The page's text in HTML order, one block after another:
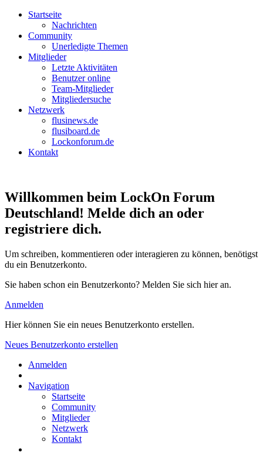
Startseite
Nachrichten
Community
Unerledigte Themen
Mitglieder
Letzte Aktivitäten
Benutzer online
Team-Mitglieder
Mitgliedersuche
Netzwerk
flusinews.de
flusiboard.de
Lockonforum.de
Kontakt
Willkommen beim LockOn Forum
Deutschland! Melde dich an oder
registriere dich.
Um schreiben, kommentieren oder interagieren zu können, benötigst
du ein Benutzerkonto.
Sie haben schon ein Benutzerkonto? Melden Sie sich hier an.
Anmelden
Hier können Sie ein neues Benutzerkonto erstellen.
Neues Benutzerkonto erstellen
Anmelden
Navigation
Startseite
Community
Mitglieder
Netzwerk
Kontakt